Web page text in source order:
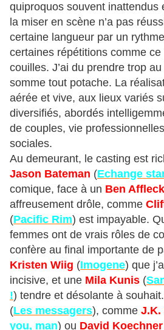
quiproquos souvent inattendus
la miser en scène n’a pas
certaine langueur par un
certaines répétitions comme
couilles. J’ai du prendre trop
somme tout potache. La
aérée et vive, aux lieux variés
diversifiés, abordés
de couples, vie
sociales.
Au demeurant, le casting est
Jason Bateman (Echange
comique, face à un Ben Affleck
affreusement drôle, comme
(Pacific Rim) est impayable.
femmes ont de vrais rôles de
confère au final importante de
Kristen Wiig (Imogene) que
incisive, et une Mila Kunis (
!) tendre et désolante à souhait.
(Les messagers), comme J.K.
you, man) ou David Koechner